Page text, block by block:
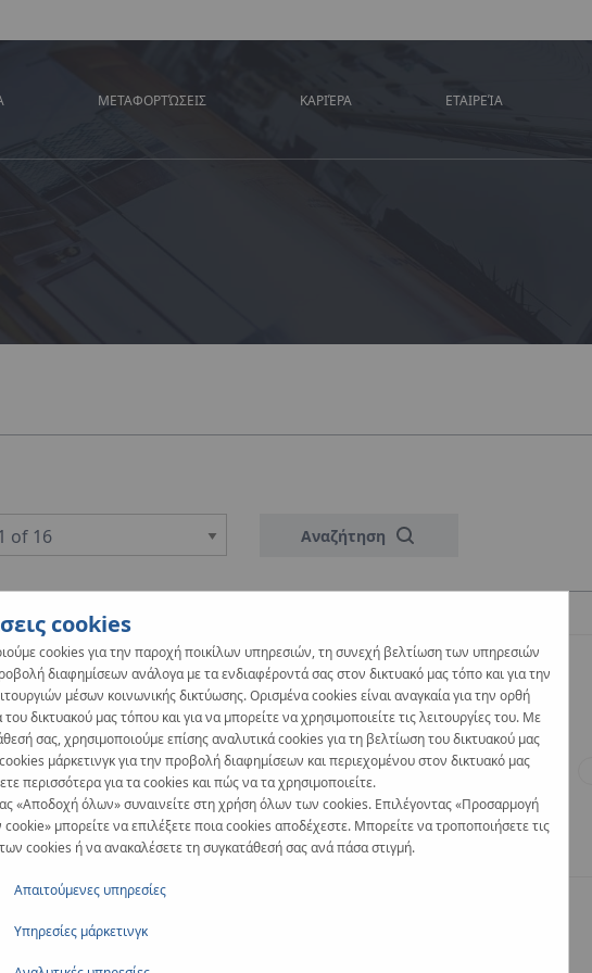
ΜΕΤΑΦΟΡΤΏΣΕΙΣ ΚΑΡΙΈΡΑ ΕΤΑΙΡΕΊΑ
of 16 Αναζήτηση
heating/cooling, screed heating
BG CZ EE FI HR HU LT LV RO
AE
KAN-therm systems Medium: water
cookies
cookies για την παροχή ποικίλων υπηρεσιών, τη συνεχή βελτίωση των υπηρεσιών
διαφημίσεων ανάλογα με τα ενδιαφέροντά σας στον δικτυακό μας τόπο και για την
μέσων κοινωνικής δικτύωσης. Ορισμένα cookies είναι αναγκαία για την ορθή
του δικτυακού μας τόπου και για να μπορείτε να χρησιμοποιείτε τις λειτουργίες του. Με
σας, χρησιμοποιούμε επίσης αναλυτικά cookies για τη βελτίωση του δικτυακού μας
μάρκετινγκ για την προβολή διαφημίσεων και περιεχομένου στον δικτυακό μας
περισσότερα για τα cookies και πώς να τα χρησιμοποιείτε.
«Αποδοχή όλων» συναινείτε στη χρήση όλων των cookies. Επιλέγοντας «Προσαρμογή
cookie» μπορείτε να επιλέξετε ποια cookies αποδέχεστε. Μπορείτε να τροποποιήσετε τις
των cookies ή να ανακαλέσετε τη συγκατάθεσή σας ανά πάσα στιγμή.
Απαιτούμενες υπηρεσίες
Υπηρεσίες μάρκετινγκ